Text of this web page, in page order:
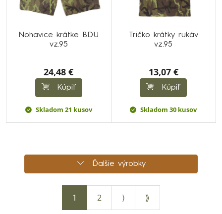
Nohavice krátke BDU
vz.95
24,48 €
Kúpiť
Skladom 21 kusov
Tričko krátky rukáv
vz.95
13,07 €
Kúpiť
Skladom 30 kusov
Ďalšie výrobky
1 2 ⟩ ⟫